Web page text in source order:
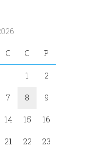
C C P
1 2
7 8 9
14 15 16
21 22 23